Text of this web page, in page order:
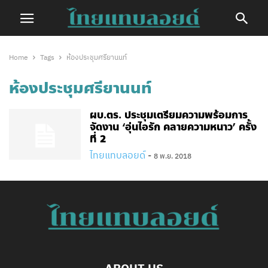
Home Tags ห้องประชุมศรียานนท์
ห้องประชุมศรียานนท์
ผบ.ตร. ประชุมเตรียมความพร้อมการ
จัดงาน ‘อุ่นไอรัก คลายความหนาว’ ครั้ง
ที่ 2
ไทยแทบลอยด์ - 8 พ.ย. 2018